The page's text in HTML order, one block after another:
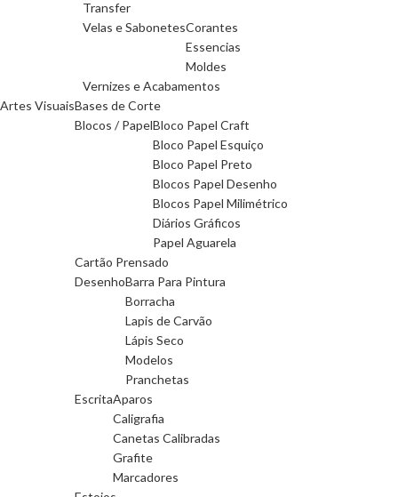
Transfer
Velas e SabonetesCorantes
Essencias
Moldes
Vernizes e Acabamentos
Artes VisuaisBases de Corte
Blocos / PapelBloco Papel Craft
Bloco Papel Esquiço
Bloco Papel Preto
Blocos Papel Desenho
Blocos Papel Milimétrico
Diários Gráficos
Papel Aguarela
Cartão Prensado
DesenhoBarra Para Pintura
Borracha
Lapis de Carvão
Lápis Seco
Modelos
Pranchetas
EscritaAparos
Caligrafia
Canetas Calibradas
Grafite
Marcadores